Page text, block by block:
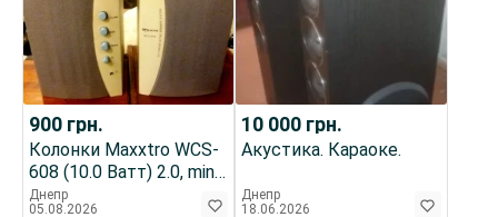
900 грн.
Колонки Maxxtro WCS-
608 (10.0 Ватт) 2.0, mini-
jack (3.5 мм).
Днепр
05.08.2026
10 000 грн.
Акустика. Караоке.
Днепр
18.06.2026